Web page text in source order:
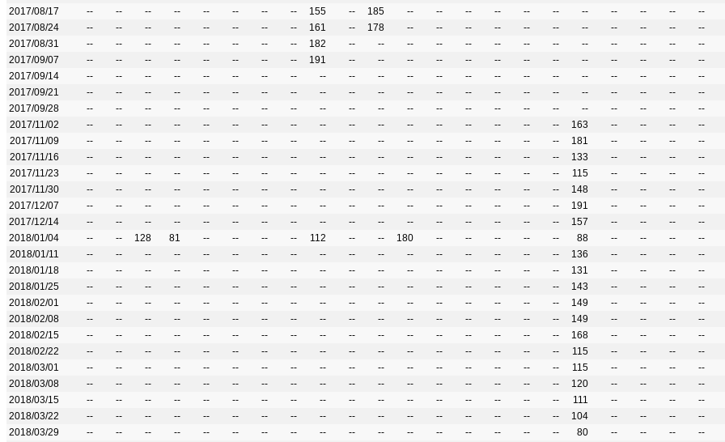
2017/08/17
-- -- -- -- -- -- -- -- 155 -- 185 -- -- -- -- -- -- -- -- -- -- --
2017/08/24
-- -- -- -- -- -- -- -- 161 -- 178 -- -- -- -- -- -- -- -- -- -- --
2017/08/31
-- -- -- -- -- -- -- -- 182 -- -- -- -- -- -- -- -- -- -- -- -- --
2017/09/07
-- -- -- -- -- -- -- -- 191 -- -- -- -- -- -- -- -- -- -- -- -- --
2017/09/14
-- -- -- -- -- -- -- -- -- -- -- -- -- -- -- -- -- -- -- -- -- --
2017/09/21
-- -- -- -- -- -- -- -- -- -- -- -- -- -- -- -- -- -- -- -- -- --
2017/09/28
-- -- -- -- -- -- -- -- -- -- -- -- -- -- -- -- -- -- -- -- -- --
2017/11/02
-- -- -- -- -- -- -- -- -- -- -- -- -- -- -- -- -- 163 -- -- -- --
2017/11/09
-- -- -- -- -- -- -- -- -- -- -- -- -- -- -- -- -- 181 -- -- -- --
2017/11/16
-- -- -- -- -- -- -- -- -- -- -- -- -- -- -- -- -- 133 -- -- -- --
2017/11/23
-- -- -- -- -- -- -- -- -- -- -- -- -- -- -- -- -- 115 -- -- -- --
2017/11/30
-- -- -- -- -- -- -- -- -- -- -- -- -- -- -- -- -- 148 -- -- -- --
2017/12/07
-- -- -- -- -- -- -- -- -- -- -- -- -- -- -- -- -- 191 -- -- -- --
2017/12/14
-- -- -- -- -- -- -- -- -- -- -- -- -- -- -- -- -- 157 -- -- -- --
2018/01/04
-- -- 128 81 -- -- -- -- 112 -- -- 180 -- -- -- -- -- 88 -- -- -- --
2018/01/11
-- -- -- -- -- -- -- -- -- -- -- -- -- -- -- -- -- 136 -- -- -- --
2018/01/18
-- -- -- -- -- -- -- -- -- -- -- -- -- -- -- -- -- 131 -- -- -- --
2018/01/25
-- -- -- -- -- -- -- -- -- -- -- -- -- -- -- -- -- 143 -- -- -- --
2018/02/01
-- -- -- -- -- -- -- -- -- -- -- -- -- -- -- -- -- 149 -- -- -- --
2018/02/08
-- -- -- -- -- -- -- -- -- -- -- -- -- -- -- -- -- 149 -- -- -- --
2018/02/15
-- -- -- -- -- -- -- -- -- -- -- -- -- -- -- -- -- 168 -- -- -- --
2018/02/22
-- -- -- -- -- -- -- -- -- -- -- -- -- -- -- -- -- 115 -- -- -- --
2018/03/01
-- -- -- -- -- -- -- -- -- -- -- -- -- -- -- -- -- 115 -- -- -- --
2018/03/08
-- -- -- -- -- -- -- -- -- -- -- -- -- -- -- -- -- 120 -- -- -- --
2018/03/15
-- -- -- -- -- -- -- -- -- -- -- -- -- -- -- -- -- 111 -- -- -- --
2018/03/22
-- -- -- -- -- -- -- -- -- -- -- -- -- -- -- -- -- 104 -- -- -- --
2018/03/29
-- -- -- -- -- -- -- -- -- -- -- -- -- -- -- -- -- 80 -- -- -- --